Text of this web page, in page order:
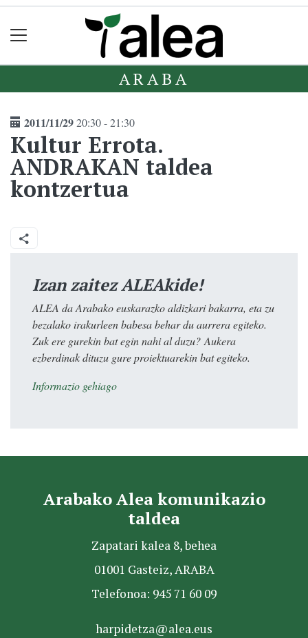
ARABA
2011/11/2920:30 - 21:30
Kultur Errota.
ANDRAKAN taldea
kontzertua
Izan zaitez ALEAkide!
ALEA da Arabako euskarazko aldizkari bakarra, eta zu
bezalako irakurleen babesa behar du aurrera egiteko.
Zuk ere gurekin bat egin nahi al duzu? Aukera
ezberdinak dituzu gure proiektuarekin bat egiteko.
Informazio gehiago
Arabako Alea komunikazio
taldea
Zapatari kalea 8, behea
01001 Gasteiz, ARABA
Telefonoa: 945 71 60 09
harpidetza@alea.eus